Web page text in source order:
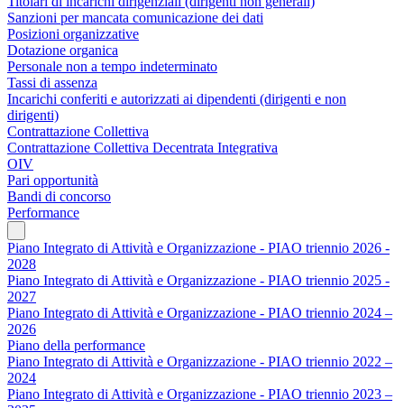
Sanzioni per mancata comunicazione dei dati
Posizioni organizzative
Dotazione organica
Personale non a tempo indeterminato
Tassi di assenza
Incarichi conferiti e autorizzati ai dipendenti (dirigenti e non
dirigenti)
Contrattazione Collettiva
Contrattazione Collettiva Decentrata Integrativa
OIV
Pari opportunità
Bandi di concorso
Performance
Piano Integrato di Attività e Organizzazione - PIAO triennio 2026 -
2028
Piano Integrato di Attività e Organizzazione - PIAO triennio 2025 -
2027
Piano Integrato di Attività e Organizzazione - PIAO triennio 2024 –
2026
Piano della performance
Piano Integrato di Attività e Organizzazione - PIAO triennio 2022 –
2024
Piano Integrato di Attività e Organizzazione - PIAO triennio 2023 –